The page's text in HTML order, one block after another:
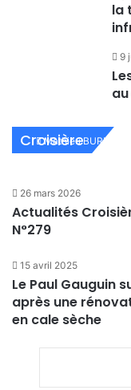
la
9
Croisière
Mathieu BURNEL
26 mars 2026
Actualités
N°279
15 avril 2025
Le Paul Gauguin
après une
en cale sèche